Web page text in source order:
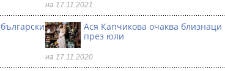
на 17.11.2021
Ася Капчикова очаква близнаци
през юли
на 17.11.2020